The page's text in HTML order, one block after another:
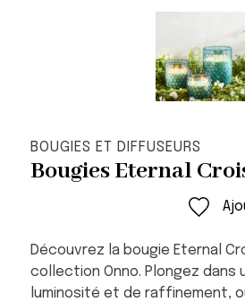
BOUGIES ET DIFFUSEURS
Bougies Eternal
Découvrez la bougie Eternal
collection Onno. Plongez dans
luminosité et de raffinement,